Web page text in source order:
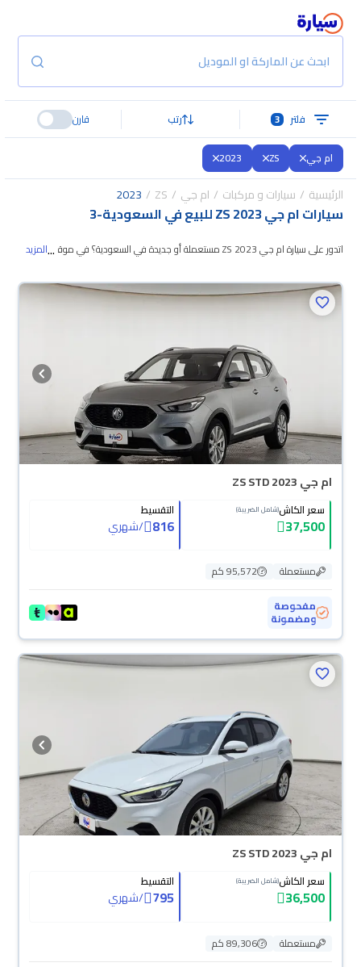
ابحث عن الماركة او الموديل
فلتر 3 رتب قارن
ام جي ZS
2023
الرئيسية سيارات و مركبات ام جي ZS
2023
سيارات ام جي ZS 2023 للبيع في السعودية -
3
اتدور على سيارة ام جي ZS 2023 مستعملة أو جديدة في السعودية؟ في موقع
ام جي ZS 2023 المستعملة مضمونة ومفحوصة بأكثر من 200 نقطة وتقدر
تقسيط، وتحجزها أونلاين، وبتوصلك لين باب بيتك.
...المزيد
ام جي ZS STD 2023
سعر الكاش(شامل الضريبة)
37,500
التقسيط
816
/شهري
مستعملة
95,572 كم
مفحوصة
ومضمونة
محجوزة
ام جي ZS STD 2023
سعر الكاش(شامل الضريبة)
36,500
التقسيط
795
/شهري
مستعملة
89,306 كم